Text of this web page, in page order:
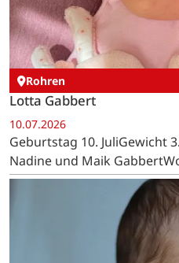
Rohren
Lotta Gabbert
10.07.2026
Geburtstag 10. JuliGewicht
Nadine und Maik